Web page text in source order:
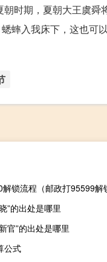
时期，夏朝大王虞舜
蟀入我床下，这也可
锁流程（邮政打95599解
”的出处是哪里
官”的出处是哪里
公式